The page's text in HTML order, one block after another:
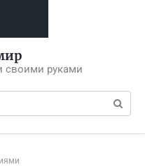
своими руками